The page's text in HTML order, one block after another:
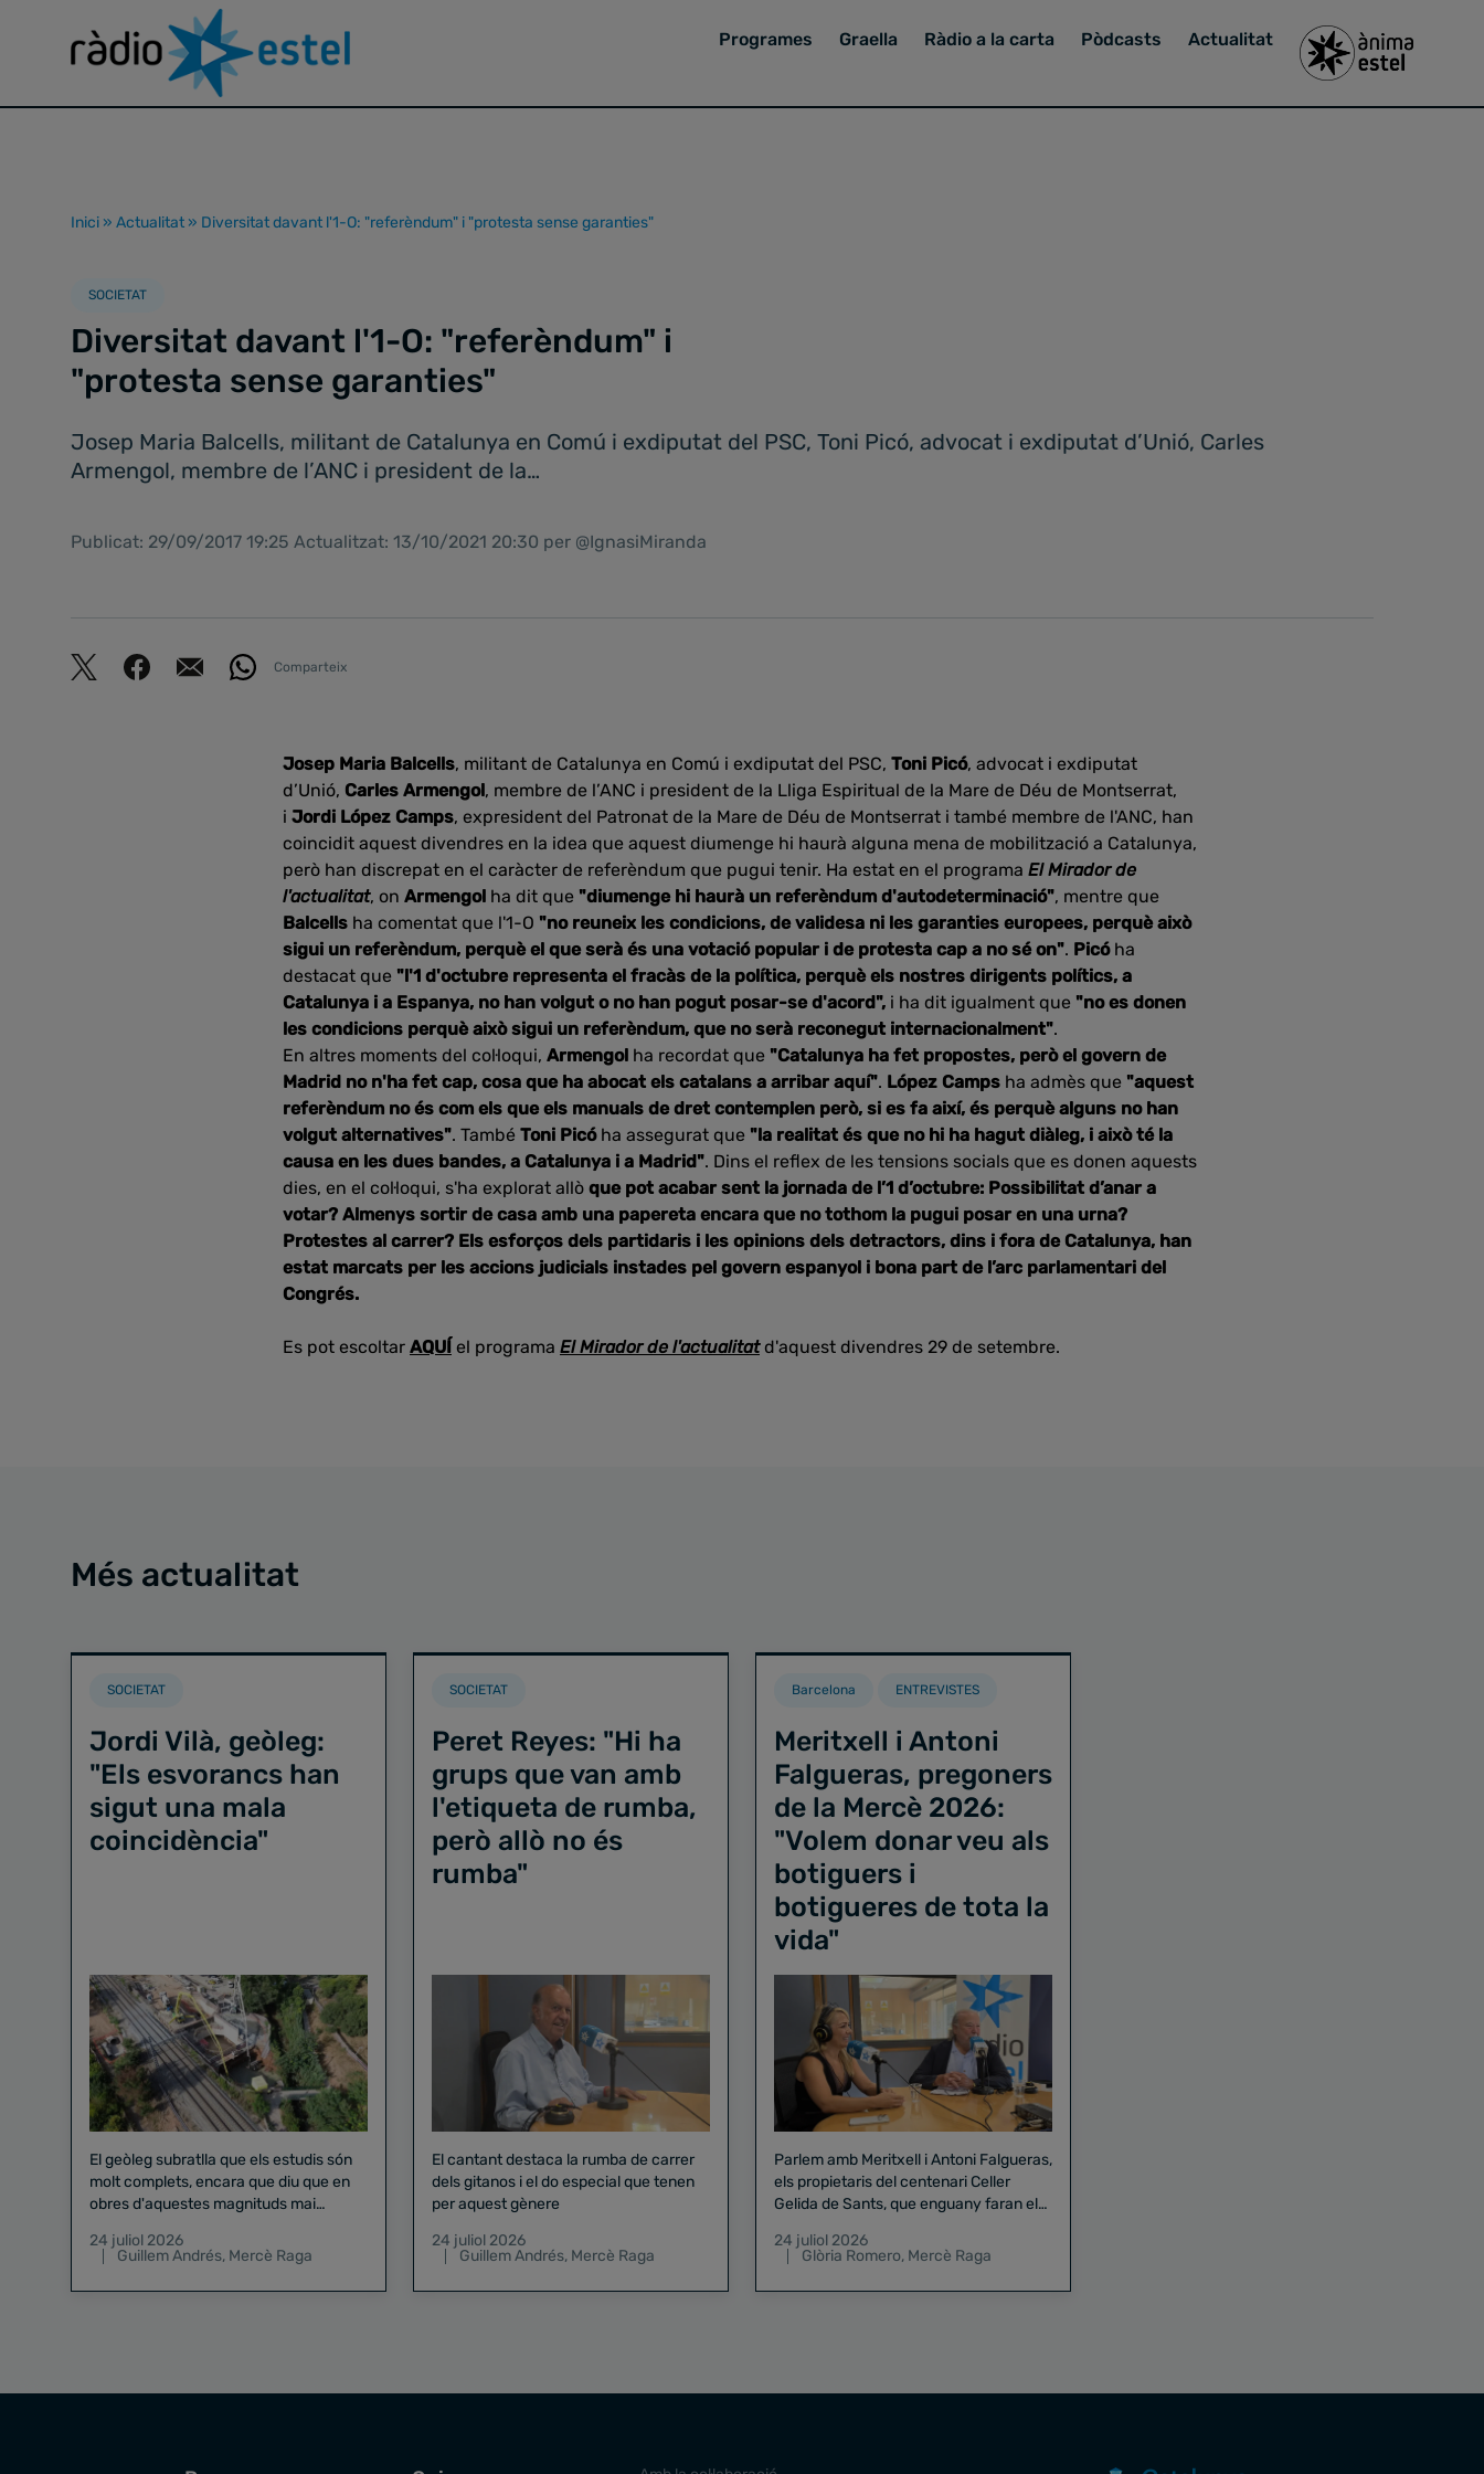
Programes Graella Ràdio a la carta Pòdcasts Actualitat
Inici » Actualitat » Diversitat davant l'1-O: "referèndum" i "protesta sense garanties"
SOCIETAT
Diversitat davant l'1-O: "referèndum" i
"protesta sense garanties"
Josep Maria Balcells, militant de Catalunya en Comú i exdiputat del PSC, Toni Picó, advocat i exdiputat d’Unió, Carles
Armengol, membre de l’ANC i president de la…
Publicat: 29/09/2017 19:25 Actualitzat: 13/10/2021 20:30 per @IgnasiMiranda
Comparteix
Josep Maria Balcells, militant de Catalunya en Comú i exdiputat del PSC, Toni Picó, advocat i exdiputat
d’Unió, Carles Armengol, membre de l’ANC i president de la Lliga Espiritual de la Mare de Déu de Montserrat,
i Jordi López Camps, expresident del Patronat de la Mare de Déu de Montserrat i també membre de l'ANC, han
coincidit aquest divendres en la idea que aquest diumenge hi haurà alguna mena de mobilització a Catalunya,
però han discrepat en el caràcter de referèndum que pugui tenir. Ha estat en el programa El Mirador de
l'actualitat, on Armengol ha dit que "diumenge hi haurà un referèndum d'autodeterminació", mentre que
Balcells ha comentat que l'1-O "no reuneix les condicions, de validesa ni les garanties europees, perquè això
sigui un referèndum, perquè el que serà és una votació popular i de protesta cap a no sé on". Picó ha
destacat que "l'1 d'octubre representa el fracàs de la política, perquè els nostres dirigents polítics, a
Catalunya i a Espanya, no han volgut o no han pogut posar-se d'acord", i ha dit igualment que "no es donen
les condicions perquè això sigui un referèndum, que no serà reconegut internacionalment".
En altres moments del col·loqui, Armengol ha recordat que "Catalunya ha fet propostes, però el govern de
Madrid no n'ha fet cap, cosa que ha abocat els catalans a arribar aquí". López Camps ha admès que "aquest
referèndum no és com els que els manuals de dret contemplen però, si es fa així, és perquè alguns no han
volgut alternatives". També Toni Picóha assegurat que "la realitat és que no hi ha hagut diàleg, i això té la
causa en les dues bandes, a Catalunya i a Madrid". Dins el reflex de les tensions socials que es donen aquests
dies, en el col·loqui, s'ha explorat allò que pot acabar sent la jornada de l’1 d’octubre: Possibilitat d’anar a
votar? Almenys sortir de casa amb una papereta encara que no tothom la pugui posar en una urna?
Protestes al carrer? Els esforços dels partidaris i les opinions dels detractors, dins i fora de Catalunya, han
estat marcats per les accions judicials instades pel govern espanyol i bona part de l’arc parlamentari del
Congrés.
Es pot escoltar AQUÍ el programa El Mirador de l'actualitatd'aquest divendres 29 de setembre.
Més actualitat
SOCIETAT
Jordi Vilà, geòleg:
"Els esvorancs han
sigut una mala
coincidència"
El geòleg subratlla que els estudis són
molt complets, encara que diu que en
obres d'aquestes magnituds mai
24 juliol 2026
Guillem Andrés, Mercè Raga
SOCIETAT
Peret Reyes: "Hi ha
grups que van amb
l'etiqueta de rumba,
però allò no és
rumba"
El cantant destaca la rumba de carrer
dels gitanos i el do especial que tenen
per aquest gènere
24 juliol 2026
Guillem Andrés, Mercè Raga
Barcelona ENTREVISTES
Meritxell i Antoni
Falgueras, pregoners
de la Mercè 2026:
"Volem donar veu als
botiguers i
botigueres de tota la
vida"
Parlem amb Meritxell i Antoni Falgueras,
els propietaris del centenari Celler
Gelida de Sants, que enguany faran el
24 juliol 2026
Glòria Romero, Mercè Raga